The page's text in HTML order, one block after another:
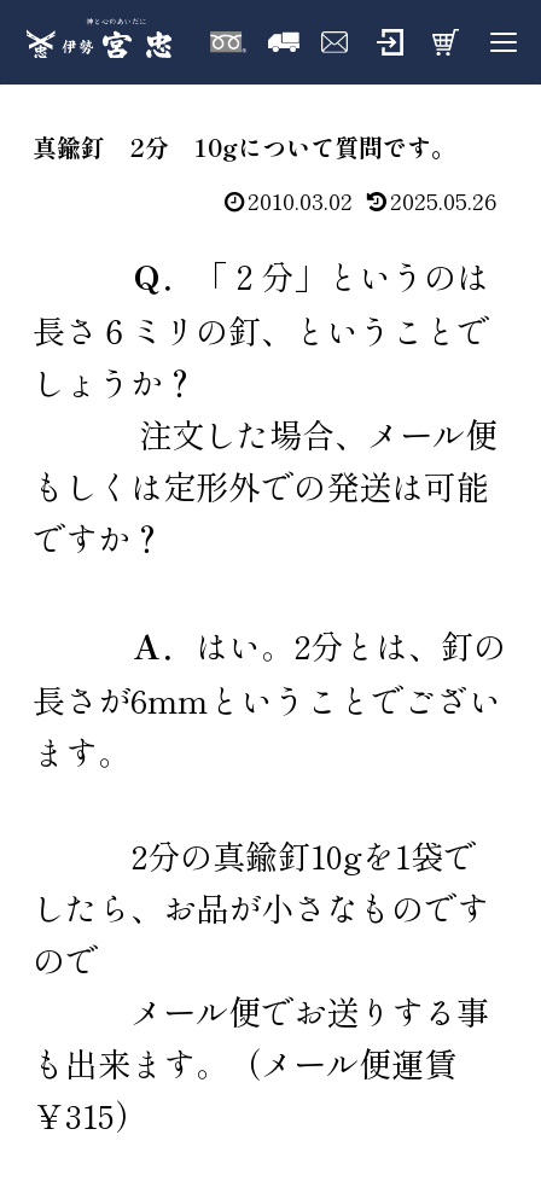
真鍮釘 2分 10gについて質問です。
2010.03.02 2025.05.26
Ｑ．
「２分」というのは
長さ６ミリの釘、ということで
しょうか？
注文した場合、メール便
もしくは定形外での発送は可能
ですか？
Ａ． はい。2分とは、釘の
長さが6mmということでござい
ます。
2分の真鍮釘10gを1袋で
したら、お品が小さなものです
ので
メール便でお送りする事
も出来ます。（メール便運賃
￥315）